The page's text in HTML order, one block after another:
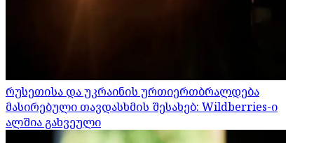
რუსეთისა და უკრაინის ურთიერთბრალდება
მასირებული თავდასხმის შესახებ: Wildberries-ი
ალშია გახვეული